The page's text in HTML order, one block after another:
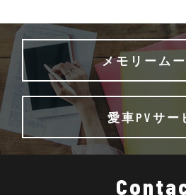
メモリーム
愛車PVサー